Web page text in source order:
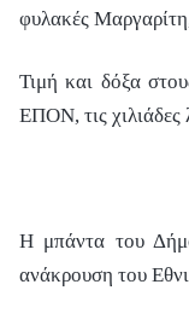
φυλακές
Τιμή και δόξα
ΕΠΟΝ, τις
Η μπάντα του
ανάκρουση του